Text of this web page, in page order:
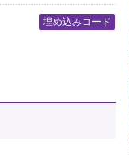
埋め込みコード